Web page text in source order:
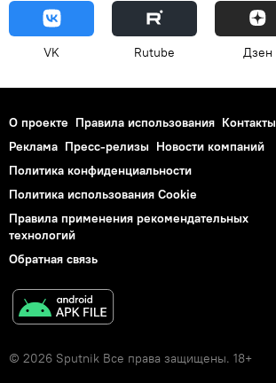
VK Rutube Дзен
О проекте Правила использования Контакты
Реклама Пресс-релизы Новости компаний
Политика конфиденциальности
Политика использования Cookie
Правила применения рекомендательных
технологий
Обратная связь
© 2026 Sputnik Все права защищены. 18+